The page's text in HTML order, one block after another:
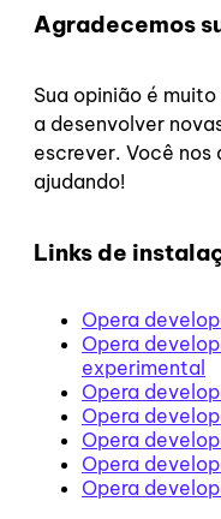
Agradecemos
Sua opinião é
a desenvolver
escrever. Você nos
ajudando!
Links de
Opera
Opera
experimental
Opera
Opera
Opera
Opera
Opera